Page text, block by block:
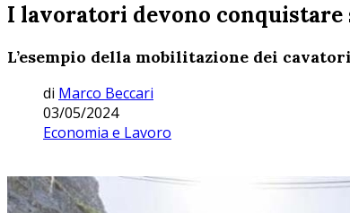
I lavoratori devono conquistare
L’esempio della mobilitazione dei
di Marco Beccari
03/05/2024
Economia e Lavoro